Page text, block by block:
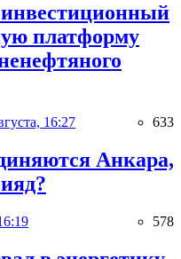
платформу
16:27 633
Анкара,
578